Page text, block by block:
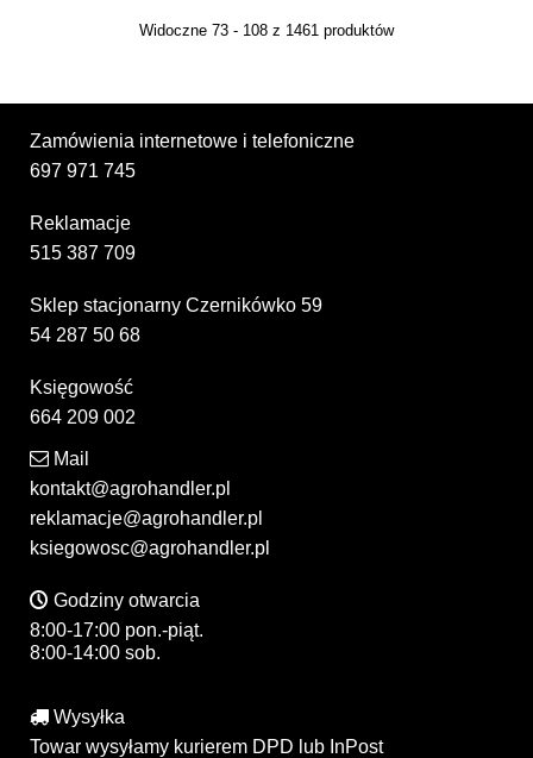
Widoczne 73 - 108 z 1461 produktów
Zamówienia internetowe i telefoniczne
697 971 745
Reklamacje
515 387 709
Sklep stacjonarny Czernikówko 59
54 287 50 68
Księgowość
664 209 002
Mail
kontakt@agrohandler.pl
reklamacje@agrohandler.pl
ksiegowosc@agrohandler.pl
Godziny otwarcia
8:00-17:00 pon.-piąt.
8:00-14:00 sob.
Wysyłka
Towar wysyłamy kurierem DPD lub InPost